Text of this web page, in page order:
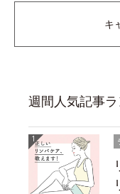
キ
週間人気記事